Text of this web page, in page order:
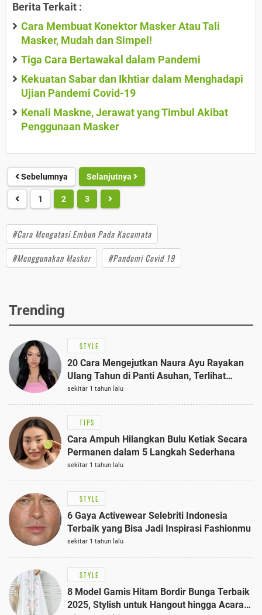
Berita Terkait :
Cara Membuat Konektor Masker Atau Tali
Masker, Mudah dan Simpel!
Tiga Cara Bertawakal dalam Pandemi
Kekuatan Sabar dan Ikhtiar dalam Menghadapi
Ujian Pandemi Covid-19
Kenali Maskne, Jerawat yang Timbul Akibat
Penggunaan Masker
Sebelumnya Selanjutnya
1 2 3
#Cara Mengatasi Embun Pada Kacamata
#Menggunakan Masker
#Pandemi Covid 19
Trending
STYLE
20 Cara Mengejutkan Naura Ayu Rayakan
Ulang Tahun di Panti Asuhan, Terlihat
Anggun dengan Kaftan Cokelat
sekitar 1 tahun lalu
TIPS
Cara Ampuh Hilangkan Bulu Ketiak Secara
Permanen dalam 5 Langkah Sederhana
sekitar 1 tahun lalu
STYLE
6 Gaya Activewear Selebriti Indonesia
Terbaik yang Bisa Jadi Inspirasi Fashionmu
sekitar 1 tahun lalu
STYLE
8 Model Gamis Hitam Bordir Bunga Terbaik
2025, Stylish untuk Hangout hingga Acara